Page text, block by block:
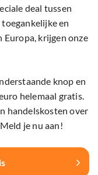
deal tussen
en
krijgen onze
knop en
helemaal gratis.
handelskosten over
je nu aan!